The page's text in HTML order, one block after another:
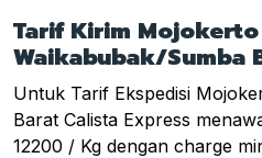
Tarif Kirim Mojokerto
Waikabubak/Sumba
Untuk Tarif Ekspedisi
Barat Calista Express
12200 / Kg dengan charge